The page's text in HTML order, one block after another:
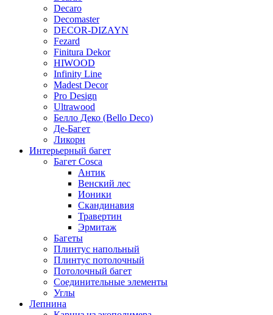
Decaro
Decomaster
DECOR-DIZAYN
Fezard
Finitura Dekor
HIWOOD
Infinity Line
Madest Decor
Pro Design
Ultrawood
Белло Деко (Bello Deco)
Де-Багет
Ликорн
Интерьерный багет
Багет Cosca
Антик
Венский лес
Ионики
Скандинавия
Травертин
Эрмитаж
Багеты
Плинтус напольный
Плинтус потолочный
Потолочный багет
Соединительные элементы
Углы
Лепнина